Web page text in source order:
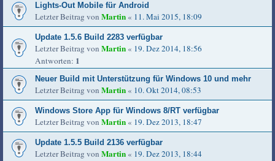
Lights-Out Mobile für Android
Letzter Beitrag von Martin « 11. Mai 2015, 18:09
Update 1.5.6 Build 2283 verfügbar
Letzter Beitrag von Martin « 19. Dez 2014, 18:56
Antworten: 1
Neuer Build mit Unterstützung für Windows 10 und mehr
Letzter Beitrag von Martin « 10. Okt 2014, 08:53
Windows Store App für Windows 8/RT verfügbar
Letzter Beitrag von Martin « 19. Dez 2013, 18:47
Update 1.5.5 Build 2136 verfügbar
Letzter Beitrag von Martin « 19. Dez 2013, 18:44